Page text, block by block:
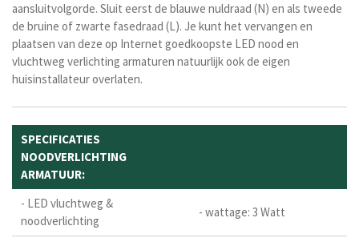
aansluitvolgorde. Sluit eerst de blauwe nuldraad (N) en als tweede
de bruine of zwarte fasedraad (L). Je kunt het vervangen en
plaatsen van deze op Internet goedkoopste LED nood en
vluchtweg verlichting armaturen natuurlijk ook de eigen
huisinstallateur overlaten.
SPECIFICATIES
NOODVERLICHTING
ARMATUUR:
- LED vluchtweg &
noodverlichting
- wattage: 3 Watt